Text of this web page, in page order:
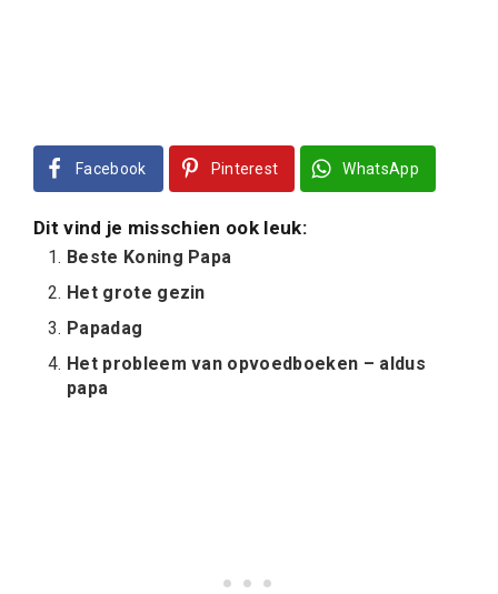
Facebook Pinterest WhatsApp
Dit vind je misschien ook leuk:
Beste Koning Papa
Het grote gezin
Papadag
Het probleem van opvoedboeken – aldus
papa